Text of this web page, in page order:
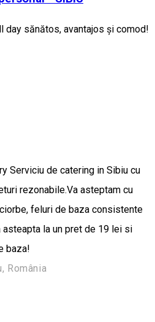
day sănătos, avantajos și comod!
Serviciu de catering in Sibiu cu
rezonabile.Va asteptam cu
feluri de baza consistente
la un pret de 19 lei si
baza!
România